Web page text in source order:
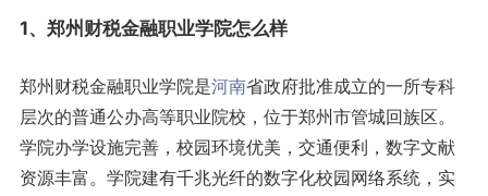
1、郑州财税金融职业学院怎么样
郑州财税金融职业学院是河南省政府批准成立的一所专科
层次的普通公办高等职业院校，位于郑州市管城回族区。
学院办学设施完善，校园环境优美，交通便利，数字文献
资源丰富。学院建有千兆光纤的数字化校园网络系统，实